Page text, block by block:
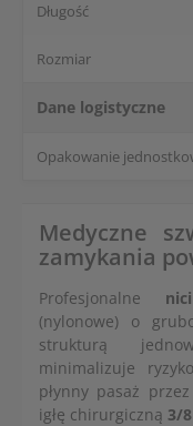
Długość
Rozmiar
Dane logistyczne
Opakowanie
Medyczne
zamykania
Profesjonalne
(nylonowe) o
strukturą
minimalizuje
płynny pasaż
igłę chirurgiczną 3/